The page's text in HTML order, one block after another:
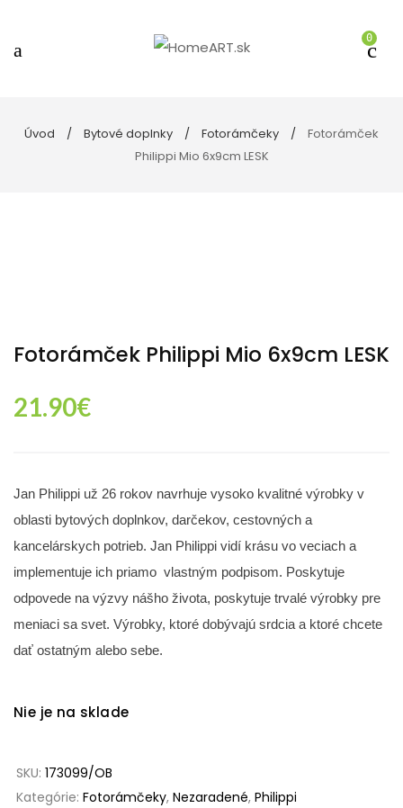
0
Úvod Bytové doplnky Fotorámčeky
Fotorámček
Philippi Mio 6x9cm LESK
Fotorámček Philippi Mio 6x9cm LESK
21.90€
Jan Philippi už 26 rokov navrhuje vysoko kvalitné výrobky v
oblasti bytových doplnkov, darčekov, cestovných a
kancelárskych potrieb. Jan Philippi vidí krásu vo veciach a
implementuje ich priamo vlastným podpisom. Poskytuje
odpovede na výzvy nášho života, poskytuje trvalé výrobky pre
meniaci sa svet. Výrobky, ktoré dobývajú srdcia a ktoré chcete
dať ostatným alebo sebe.
Nie je na sklade
SKU: 173099/OB
Kategórie: Fotorámčeky, Nezaradené, Philippi